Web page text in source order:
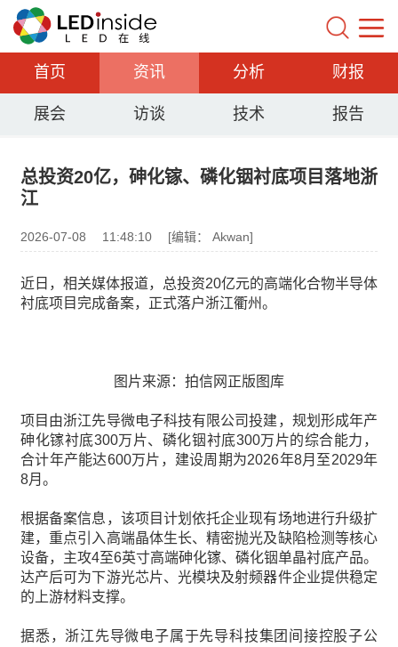
首页 资讯 分析 财报
展会 访谈 技术 报告
总投资20亿，砷化镓、磷化铟衬底项目落地浙
江
2026-07-08 11:48:10 [编辑： Akwan]
近日，相关媒体报道，总投资20亿元的高端化合物半导体
衬底项目完成备案，正式落户浙江衢州。
图片来源：拍信网正版图库
项目由浙江先导微电子科技有限公司投建，规划形成年产
砷化镓衬底300万片、磷化铟衬底300万片的综合能力，
合计年产能达600万片，建设周期为2026年8月至2029年
8月。
根据备案信息，该项目计划依托企业现有场地进行升级扩
建，重点引入高端晶体生长、精密抛光及缺陷检测等核心
设备，主攻4至6英寸高端砷化镓、磷化铟单晶衬底产品。
达产后可为下游光芯片、光模块及射频器件企业提供稳定
的上游材料支撑。
据悉，浙江先导微电子属于先导科技集团间接控股子公